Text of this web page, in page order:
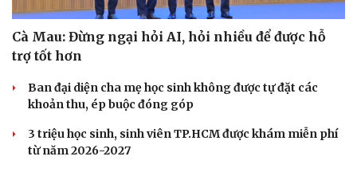
Cà Mau: Đừng ngại hỏi AI, hỏi nhiều để được hỗ
trợ tốt hơn
Ban đại diện cha mẹ học sinh không được tự đặt các
khoản thu, ép buộc đóng góp
3 triệu học sinh, sinh viên TP.HCM được khám miễn phí
từ năm 2026-2027